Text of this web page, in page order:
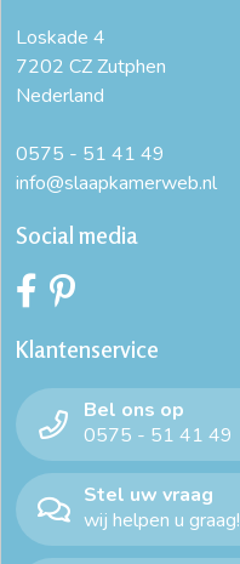
bedframe 90x220
bedombouw 90x210
metalen bed zwart
Loskade 4
7202 CZ Zutphen
Nederland
0575 - 51 41 49
info@slaapkamerweb.nl
Social media
Klantenservice
Bel ons op
0575 - 51 41 49
Stel uw vraag
wij helpen u graag!